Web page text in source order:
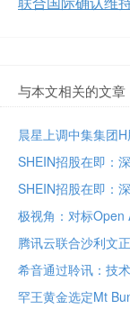
与本文相关的文章
晨星上调中集集团
SHEIN招股在即：
SHEIN招股在即：
希音通过聆讯：技